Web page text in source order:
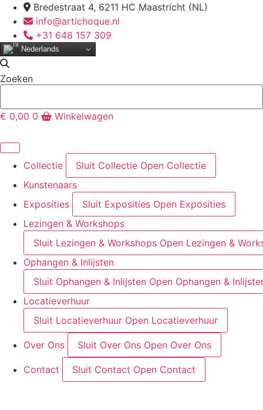
naar
inhoud
Bredestraat 4, 6211 HC Maastricht (NL)
info@artichoque.nl
+31 648 157 309
Nederlands
Zoeken
€ 0,00 0 Winkelwagen
Collectie Sluit Collectie Open Collectie
Kunstenaars
Exposities
Sluit Exposities Open Exposities
Lezingen & Workshops
Sluit Lezingen & Workshops Open Lezingen &
Ophangen & Inlijsten
Sluit Ophangen & Inlijsten Open Ophangen &
Locatieverhuur
Sluit Locatieverhuur Open Locatieverhuur
Over Ons Sluit Over Ons Open Over Ons
Contact Sluit Contact Open Contact